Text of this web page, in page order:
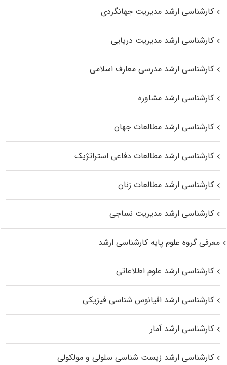
کارشناسی ارشد مدیریت جهانگردی
کارشناسی ارشد مدیریت دریایی
کارشناسی ارشد مدرسی معارف اسلامی
کارشناسی ارشد مشاوره
کارشناسی ارشد مطالعات جهان
کارشناسی ارشد مطالعات دفاعی استراتژیک
کارشناسی ارشد مطالعات زنان
کارشناسی ارشد مدیریت نساجی
معرفی گروه علوم پایه کارشناسی ارشد
کارشناسی ارشد علوم اطلاعاتی
کارشناسی ارشد اقیانوس‌ شناسی فیزیکی
کارشناسی ارشد آمار
کارشناسی ارشد زیست شناسی سلولی و مولکولی